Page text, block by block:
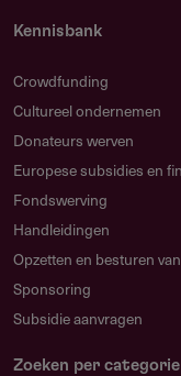
Motivatiebrief
Meest recente
jaarrekening)
Projectplan/
Projectbegroting
PR- en
projecten)
Bij aanschaf van
kleding graag een
Kennisbank
Crowdfunding
Cultureel ondernemen
Donateurs werven
Europese subsidies en
Fondswerving
Handleidingen
Opzetten en besturen
Sponsoring
Subsidie aanvragen
Zoeken per categorie